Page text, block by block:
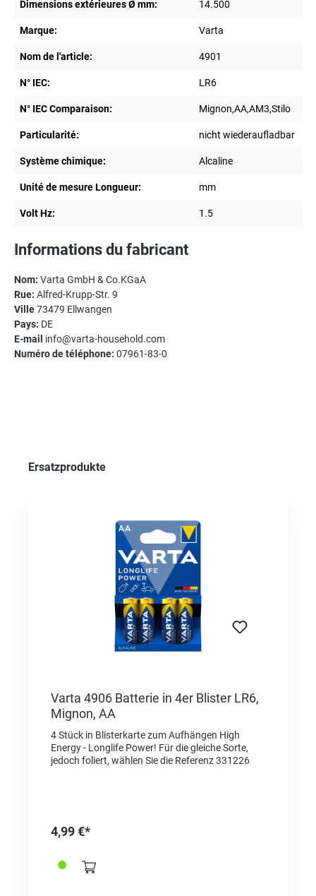
Dimensions extérieures Ø mm: 14.500
Marque: Varta
Nom de l'article: 4901
N° IEC: LR6
N° IEC Comparaison: Mignon,AA,AM3,Stilo
Particularité: nicht wiederaufladbar
Système chimique: Alcaline
Unité de mesure Longueur: mm
Volt Hz: 1.5
Informations du fabricant
Nom: Varta GmbH & Co.KGaA
Rue: Alfred-Krupp-Str. 9
Ville73479 Ellwangen
Pays: DE
E-mail info@varta-household.com
Numéro de téléphone: 07961-83-0
Ignorer la galerie de produits
Ersatzprodukte
Varta 4906 Batterie in 4er Blister LR6,
Mignon, AA
4 Stück in Blisterkarte zum Aufhängen High
Energy - Longlife Power! Für die gleiche Sorte,
jedoch foliert, wählen Sie die Referenz 331226
4,99 €*